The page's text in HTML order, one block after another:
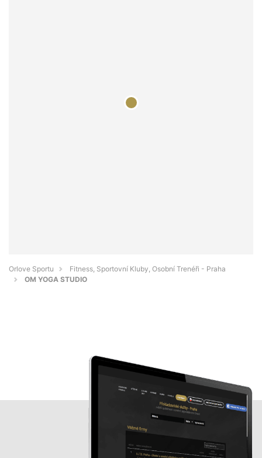
Orlove Sportu
Fitness, Sportovní Kluby, Osobní Trenéři - Praha
OM YOGA STUDIO